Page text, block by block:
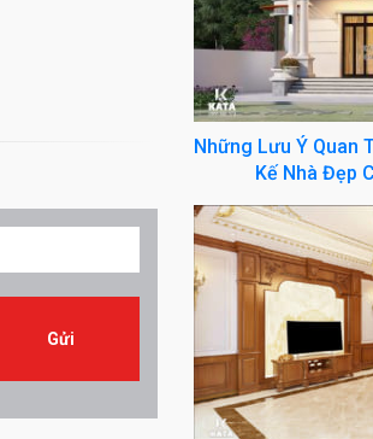
Những Lưu Ý Quan
Kế Nhà Đẹp